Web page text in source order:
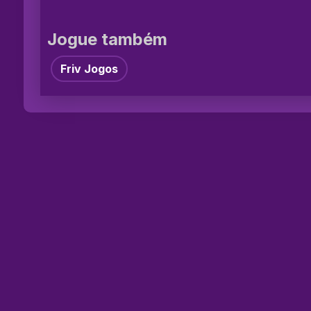
Jogue também
Friv Jogos